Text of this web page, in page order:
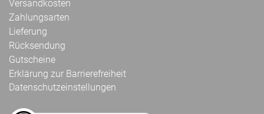
Versandkosten
Zahlungsarten
Lieferung
Rücksendung
Gutscheine
Erklärung zur Barrierefreiheit
Datenschutzeinstellungen